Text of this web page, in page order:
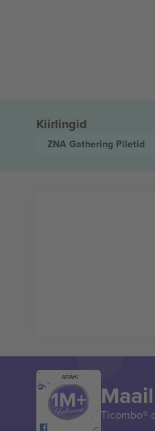
Kiirlingid
ZNA Gathering Piletid
AITÄH!
Ticombo®